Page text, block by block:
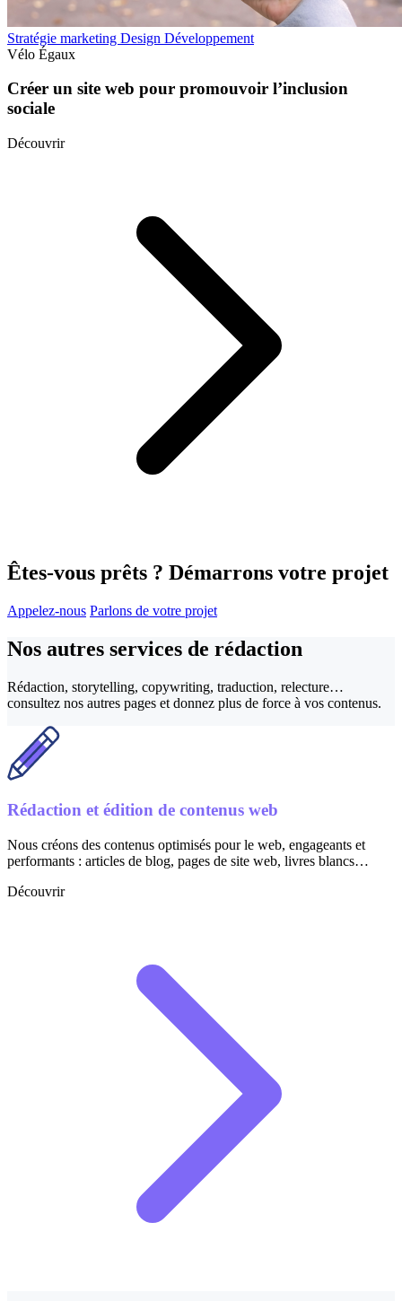
Stratégie marketing Design Développement
Vélo Égaux
Créer un site web pour promouvoir l’inclusion
sociale
Découvrir
Êtes-vous prêts ? Démarrons votre projet
Appelez-nous Parlons de votre projet
Nos autres services de rédaction
Rédaction, storytelling, copywriting, traduction, relecture…
consultez nos autres pages et donnez plus de force à vos contenus.
Rédaction et édition de contenus web
Nous créons des contenus optimisés pour le web, engageants et
performants : articles de blog, pages de site web, livres blancs…
Découvrir